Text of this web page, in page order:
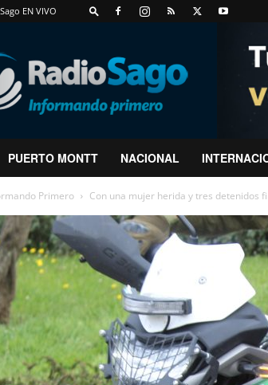
EN VIVO
PUERTO MONTT NACIONAL
Primero Con una mujer herida y tres detenidos